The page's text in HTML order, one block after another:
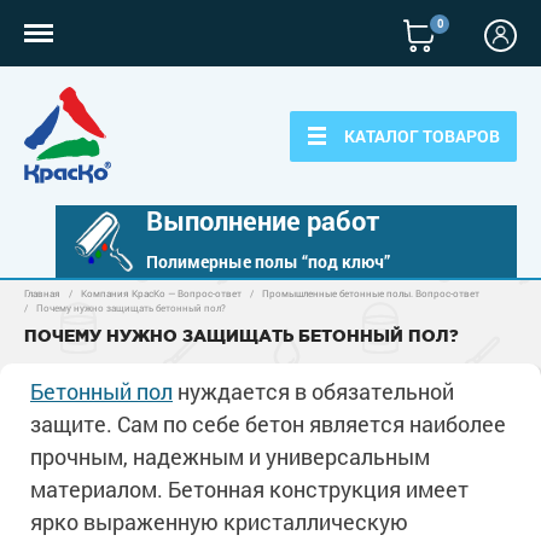
0
КАТАЛОГ ТОВАРОВ
Выполнение работ
Полимерные полы “под ключ”
Полимерные наливные полы
Эпоксидные полы
Водно-эпоксидные наливные полы
Эпоксидный ровнитель бетона
Грунтовки
Полиуретановые полы
Эпоксидные полы
Краски для бетона
Пропитки для бетона
Для металла
Грунт-эмали по металлу
Защита в один слой
Для фасадов
Краски для фасадов
Главная / Компания КрасКо — Вопрос-ответ /
Промышленные бетонные полы. Вопрос-ответ
/
Почему нужно защищать бетонный пол?
ПОЧЕМУ НУЖНО ЗАЩИЩАТЬ БЕТОННЫЙ ПОЛ?
Бетонный пол нуждается в обязательной
защите. Сам по себе бетон является наиболее
прочным, надежным и универсальным
материалом. Бетонная конструкция имеет
ярко выраженную кристаллическую